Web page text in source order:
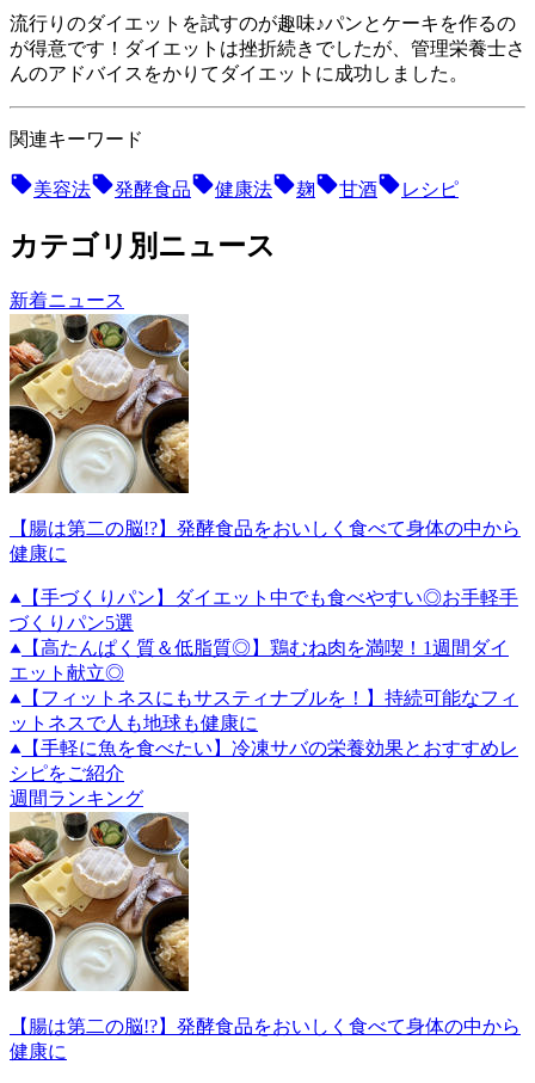
流行りのダイエットを試すのが趣味♪パンとケーキを作るの
が得意です！ダイエットは挫折続きでしたが、管理栄養士さ
んのアドバイスをかりてダイエットに成功しました。
関連キーワード
美容法 発酵食品 健康法 麹 甘酒 レシピ
カテゴリ別ニュース
新着ニュース
【腸は第二の脳!?】発酵食品をおいしく食べて身体の中から
健康に
【手づくりパン】ダイエット中でも食べやすい◎お手軽手
づくりパン5選
【高たんぱく質＆低脂質◎】鶏むね肉を満喫！1週間ダイ
エット献立◎
【フィットネスにもサスティナブルを！】持続可能なフィ
ットネスで人も地球も健康に
【手軽に魚を食べたい】冷凍サバの栄養効果とおすすめレ
シピをご紹介
週間ランキング
【腸は第二の脳!?】発酵食品をおいしく食べて身体の中から
健康に